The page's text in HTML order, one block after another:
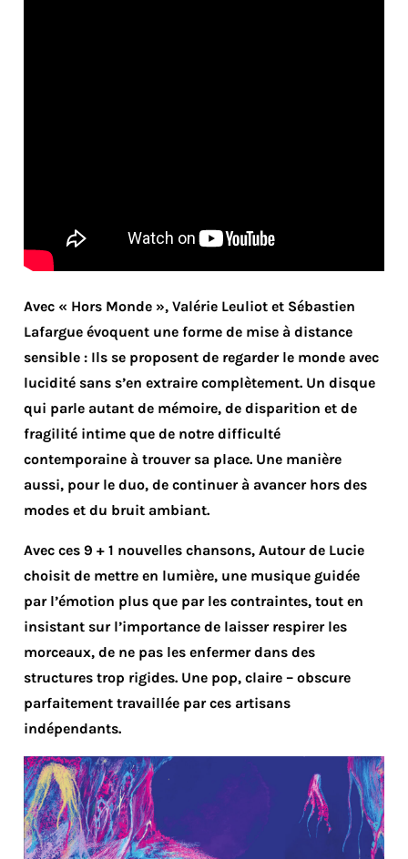
Avec « Hors Monde », Valérie Leuliot et Sébastien
Lafargue évoquent une forme de mise à distance
sensible : Ils se proposent de regarder le monde avec
lucidité sans s’en extraire complètement. Un disque
qui parle autant de mémoire, de disparition et de
fragilité intime que de notre difficulté
contemporaine à trouver sa place. Une manière
aussi, pour le duo, de continuer à avancer hors des
modes et du bruit ambiant.
Avec ces 9 + 1 nouvelles chansons, Autour de Lucie
choisit de mettre en lumière, une musique guidée
par l’émotion plus que par les contraintes, tout en
insistant sur l’importance de laisser respirer les
morceaux, de ne pas les enfermer dans des
structures trop rigides. Une pop, claire – obscure
parfaitement travaillée par ces artisans
indépendants.